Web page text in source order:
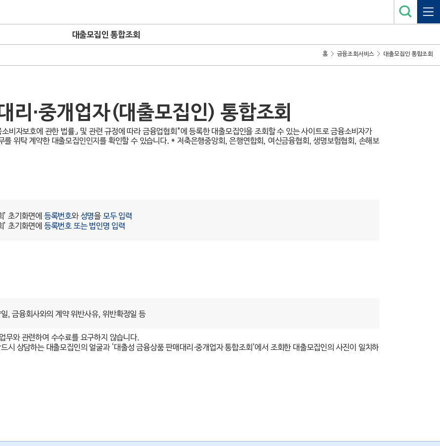
대출모집인 통합조회
홈 금융조회서비스 대출모집인 통합조회
리·중개업자(대출모집인) 통합조회
비자보호에 관한 법률⌟ 및 관련 규정에 따라 금융업협회 *에 등록한 대출모집인을 조회할 수 있는 사이트로 금융소비자가
위탁 계약한 대출모집인인지를 확인할 수 있습니다. * 저축은행중앙회, 은행연합회, 여신금융협회, 생명보험협회, 손해보
초기화면에 등록번호와성명을 모두 입력
초기화면에 등록번호 또는 법인명 입력
, 금융회사와의 계약 위반사유, 위반확정일 등
무와 관련하여 수수료를 요구하지 않습니다.
상담하는 대출모집인의 얼굴과 ‘대출성 금융상품 판매대리·중개업자 통합조회’에서 조회한 대출모집인의 사진이 일치하